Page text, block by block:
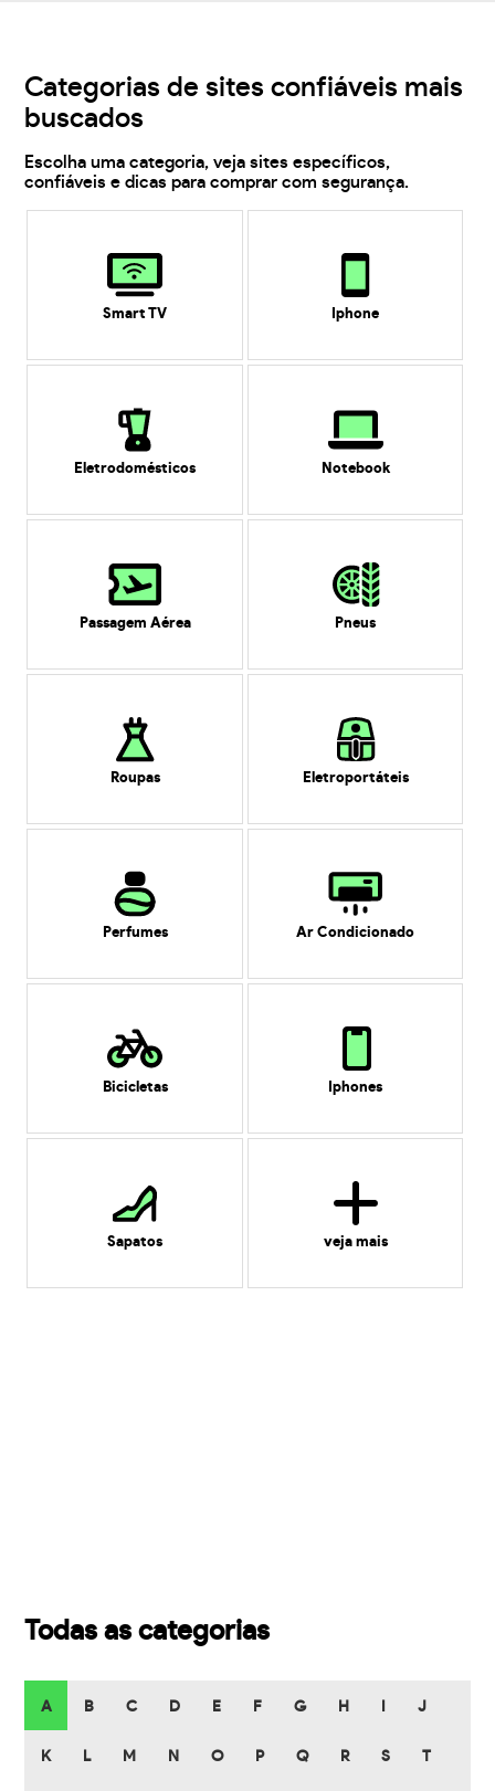
Categorias de sites confiáveis mais
buscados
Escolha uma categoria, veja sites específicos,
confiáveis e dicas para comprar com segurança.
Smart TV Iphone
Eletrodomésticos Notebook
Passagem Aérea Pneus
Roupas Eletroportáteis
Perfumes Ar Condicionado
Bicicletas Iphones
Sapatos veja mais
Todas as categorias
A B C D E F G H J
K L M N O P Q R S T